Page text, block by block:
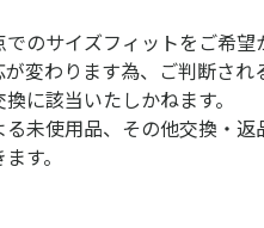
のサイズフィットをご希望
変わります為、ご判断され
に該当いたしかねます。
未使用品、その他交換・返
す。